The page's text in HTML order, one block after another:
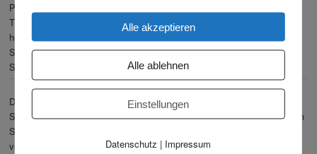
Posttraumatischer
Tinnitus mit
hochtonbetonter
Schwerhörigkeit nach
Schlag den Hinterkopf
Die Versicherungen versuchen – gerade beim Tinnitus – das
Schmerzensgeld zu reduzieren oder gar nichts zu zahlen. Hier brauchen
Sie einen kompetenten Rechtsanwalt, der Ihre rechtlichen Interessen
verteidigen kann.
Alle akzeptieren
Alle ablehnen
Einstellungen
Datenschutz | Impressum